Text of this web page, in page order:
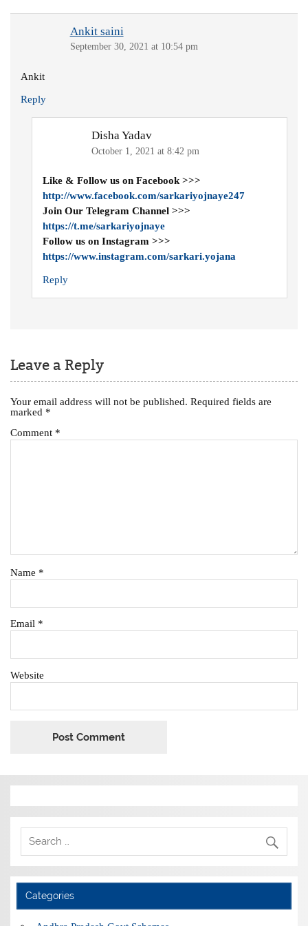
Ankit saini
September 30, 2021 at 10:54 pm
Ankit
Reply
Disha Yadav
October 1, 2021 at 8:42 pm
Like & Follow us on Facebook >>>
http://www.facebook.com/sarkariyojnaye247
Join Our Telegram Channel >>>
https://t.me/sarkariyojnaye
Follow us on Instagram >>>
https://www.instagram.com/sarkari.yojana
Reply
Leave a Reply
Your email address will not be published. Required fields are
marked *
Comment *
Name *
Email *
Website
Categories